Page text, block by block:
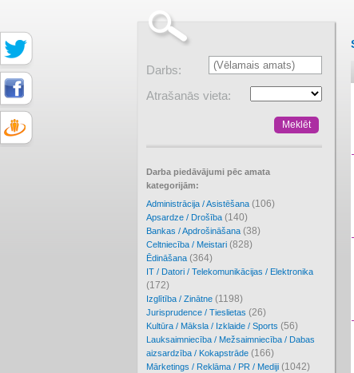
Darbs:
Atrašanās vieta:
Darba piedāvājumi pēc amata
kategorijām:
Administrācija / Asistēšana (106)
Apsardze / Drošība (140)
Bankas / Apdrošināšana (38)
Celtniecība / Meistari (828)
Ēdināšana (364)
IT / Datori / Telekomunikācijas / Elektronika
(172)
Izglītība / Zinātne (1198)
Jurisprudence / Tieslietas (26)
Kultūra / Māksla / Izklaide / Sports (56)
Lauksaimniecība / Mežsaimniecība / Dabas
aizsardzība / Kokapstrāde (166)
Mārketings / Reklāma / PR / Mediji (1042)